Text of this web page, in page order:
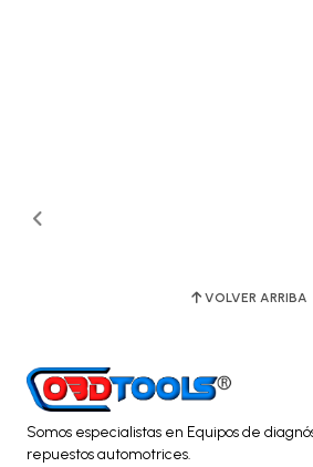
VOLVER ARRIBA
Somos especialistas en Equipos de
repuestos automotrices.